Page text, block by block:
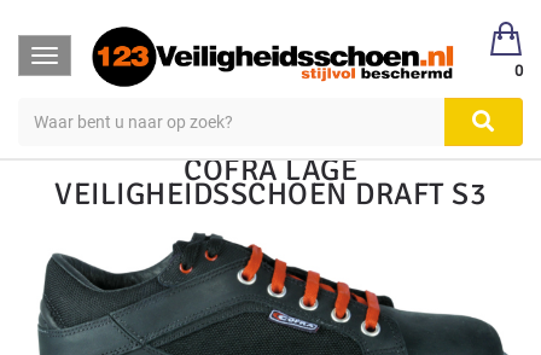
Toggle
navigation
0
123Veiligheidsschoen
Veiligheidsschoenen
Sneakers Laag
COFRA LAGE
VEILIGHEIDSSCHOEN DRAFT S3